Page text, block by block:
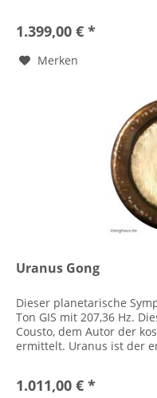
1.399,00 € *
Merken
Uranus Gong
Dieser planetarische
Ton GIS mit 207,36 Hz.
Cousto, dem Autor der
ermittelt. Uranus ist der
1.011,00 € *